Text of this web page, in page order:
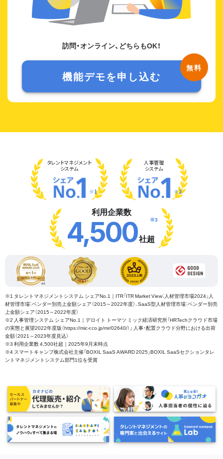
訪問・オンライン、どちらもOK！
機能デモを申し込む
タレントマネジメント
システム
※1
人事管理
システム
※2
利用企業数
4,500社超
※3
※1 タレントマネジメントシステム シェアNo.1｜ITR「ITR Market View：人材管理市場2024」人
材管理市場：ベンダー別売上金額シェア（2015～2022年度）、SaaS型人材管理市場：ベンダー別売
上金額シェア（2015～2022年度）
※2 人事管理システム シェアNo.1｜デロイト トーマツ ミック経済研究所「HRTechクラウド市場
の実態と展望2022年度版（https://mic-r.co.jp/mr/02640/）」 人事・配置クラウド分野における出荷
金額（2021～2023年度見込）
※3 利用企業数 4,500社超｜2025年9月末時点
※4 スマートキャンプ株式会社主催「BOXIL SaaS AWARD 2025」BOXIL SaaSセクションタレ
ントマネジメントシステム部門1位を受賞